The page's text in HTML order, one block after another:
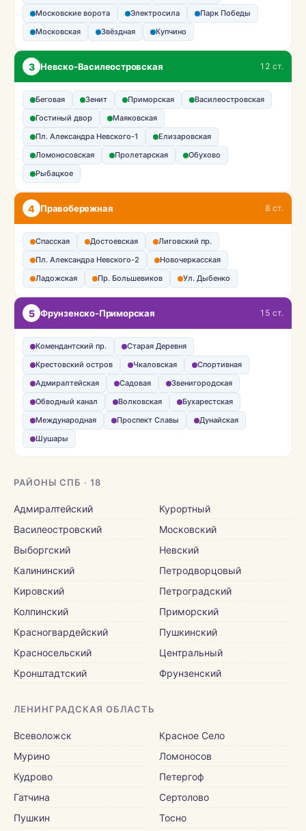
Московские ворота Электросила
Парк Победы
Московская
Звёздная Купчино
3 Невско-Василеостровская 12 ст.
Беговая Зенит Приморская
Василеостровская
Гостиный двор
Маяковская
Пл. Александра Невского-1
Елизаровская
Ломоносовская
Пролетарская
Обухово
Рыбацкое
4 Правобережная 8 ст.
Спасская Достоевская
Лиговский пр.
Пл. Александра Невского-2
Новочеркасская
Ладожская
Пр. Большевиков Ул. Дыбенко
5 Фрунзенско-Приморская 15 ст.
Комендантский пр.
Старая Деревня
Крестовский остров
Чкаловская
Спортивная
Адмиралтейская
Садовая
Звенигородская
Обводный канал
Волковская
Бухарестская
Международная
Проспект Славы
Дунайская
Шушары
РАЙОНЫ СПБ · 18
Адмиралтейский
Василеостровский
Выборгский
Калининский
Кировский
Колпинский
Красногвардейский
Красносельский
Кронштадтский
Курортный
Московский
Невский
Петродворцовый
Петроградский
Приморский
Пушкинский
Центральный
Фрунзенский
ЛЕНИНГРАДСКАЯ ОБЛАСТЬ
Всеволожск
Мурино
Кудрово
Гатчина
Пушкин
Красное Село
Ломоносов
Петергоф
Сертолово
Тосно